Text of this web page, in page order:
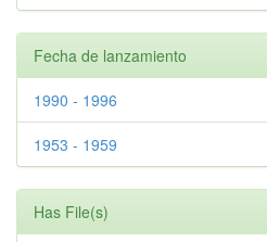
Fecha de lanzamiento
1990 - 1996
1953 - 1959
Has File(s)